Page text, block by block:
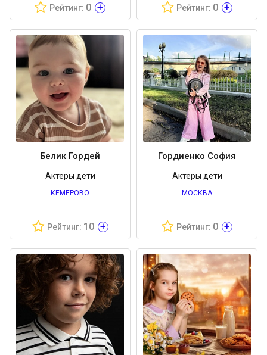
Рейтинг: 0 + Рейтинг: 0 +
Белик Гордей
Актеры дети
КЕМЕРОВО
Рейтинг: 10 +
Гордиенко София
Актеры дети
МОСКВА
Рейтинг: 0 +